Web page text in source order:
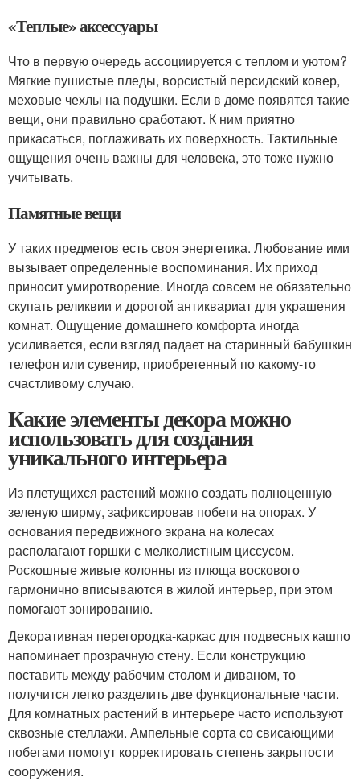
«Теплые» аксессуары
Что в первую очередь ассоциируется с теплом и уютом?
Мягкие пушистые пледы, ворсистый персидский ковер,
меховые чехлы на подушки. Если в доме появятся такие
вещи, они правильно сработают. К ним приятно
прикасаться, поглаживать их поверхность. Тактильные
ощущения очень важны для человека, это тоже нужно
учитывать.
Памятные вещи
У таких предметов есть своя энергетика. Любование ими
вызывает определенные воспоминания. Их приход
приносит умиротворение. Иногда совсем не обязательно
скупать реликвии и дорогой антиквариат для украшения
комнат. Ощущение домашнего комфорта иногда
усиливается, если взгляд падает на старинный бабушкин
телефон или сувенир, приобретенный по какому-то
счастливому случаю.
Какие элементы декора можно
использовать для создания
уникального интерьера
Из плетущихся растений можно создать полноценную
зеленую ширму, зафиксировав побеги на опорах. У
основания передвижного экрана на колесах
располагают горшки с мелколистным циссусом.
Роскошные живые колонны из плюща воскового
гармонично вписываются в жилой интерьер, при этом
помогают зонированию.
Декоративная перегородка-каркас для подвесных кашпо
напоминает прозрачную стену. Если конструкцию
поставить между рабочим столом и диваном, то
получится легко разделить две функциональные части.
Для комнатных растений в интерьере часто используют
сквозные стеллажи. Ампельные сорта со свисающими
побегами помогут корректировать степень закрытости
сооружения.